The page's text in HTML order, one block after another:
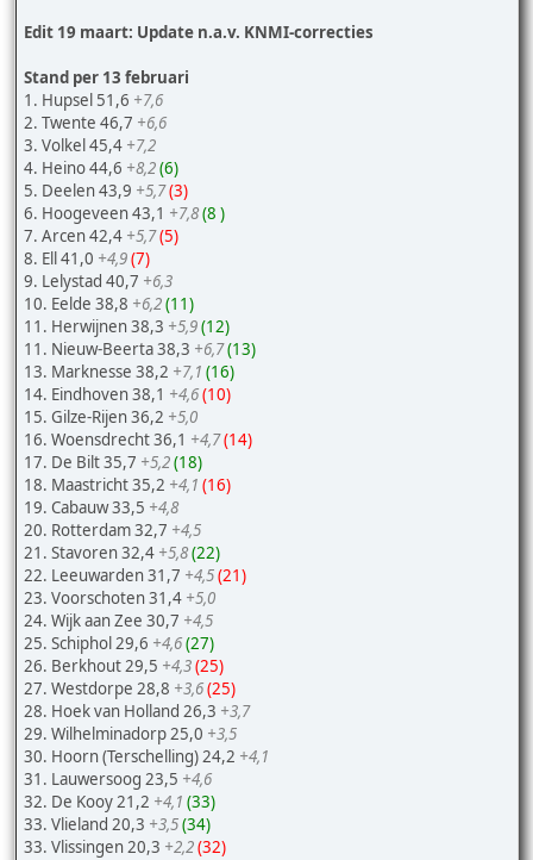
Edit 19 maart: Update n.a.v. KNMI-correcties
Stand per 13 februari
1. Hupsel 51,6 +7,6
2. Twente 46,7 +6,6
3. Volkel 45,4 +7,2
4. Heino 44,6 +8,2(6)
5. Deelen 43,9 +5,7(3)
6. Hoogeveen 43,1 +7,8(8 )
7. Arcen 42,4 +5,7(5)
8. Ell 41,0 +4,9(7)
9. Lelystad 40,7 +6,3
10. Eelde 38,8 +6,2(11)
11. Herwijnen 38,3 +5,9(12)
11. Nieuw-Beerta 38,3 +6,7(13)
13. Marknesse 38,2 +7,1 (16)
14. Eindhoven 38,1 +4,6(10)
15. Gilze-Rijen 36,2 +5,0
16. Woensdrecht 36,1 +4,7(14)
17. De Bilt 35,7 +5,2(18)
18. Maastricht 35,2 +4,1 (16)
19. Cabauw 33,5 +4,8
20. Rotterdam 32,7 +4,5
21. Stavoren 32,4 +5,8(22)
22. Leeuwarden 31,7 +4,5(21)
23. Voorschoten 31,4 +5,0
24. Wijk aan Zee 30,7 +4,5
25. Schiphol 29,6 +4,6(27)
26. Berkhout 29,5 +4,3(25)
27. Westdorpe 28,8 +3,6(25)
28. Hoek van Holland 26,3 +3,7
29. Wilhelminadorp 25,0 +3,5
30. Hoorn (Terschelling) 24,2 +4,1
31. Lauwersoog 23,5 +4,6
32. De Kooy 21,2 +4,1 (33)
33. Vlieland 20,3 +3,5(34)
33. Vlissingen 20,3 +2,2(32)